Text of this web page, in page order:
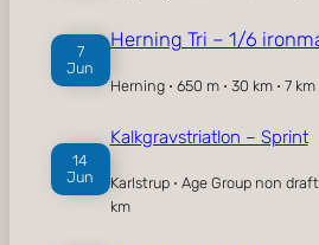
7
Jun
Herning Tri – 1/6
Herning ⋅ 650 m ⋅ 30 km ⋅ 7 km
14
Jun
Kalkgravstriatlon – Sprint
Karlstrup ⋅ Age Group non draft
km